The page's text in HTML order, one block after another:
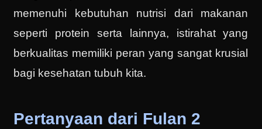
memenuhi kebutuhan nutrisi dari makanan
seperti protein serta lainnya, istirahat yang
berkualitas memiliki peran yang sangat krusial
bagi kesehatan tubuh kita.
Pertanyaan dari Fulan 2